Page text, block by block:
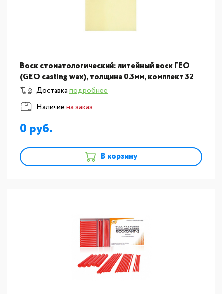
Воск стоматологический: литейный воск ГЕО
(GEO casting wax), толщина 0.3мм, комплект 32
пластины
Доставкаподробнее
Наличиена заказ
0
В корзину